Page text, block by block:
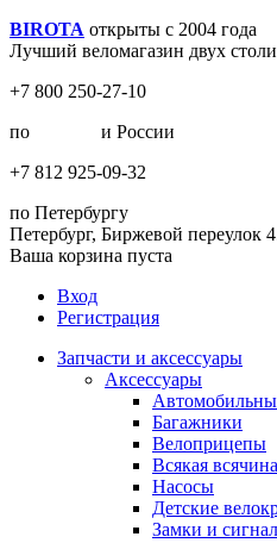
BIROTA открыты с 2004 года
Лучший веломагазин двух
+7 800 250-27-10
по
и России
+7 812 925-09-32
по Петербургу
Петербург, Биржевой переулок
Ваша корзина пуста
Вход
Регистрация
Запчасти и аксессуары
Аксессуары
Багажники
Велоприцепы
Всякая всячина
Насосы
Детские
Замки и